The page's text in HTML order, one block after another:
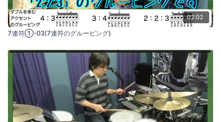
02:02
7連符①-03(7連符のグルーピング)